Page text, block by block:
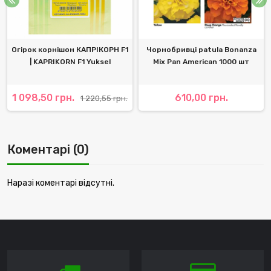
Огірок корнішон КАПРІКОРН F1
| KAPRIKORN F1 Yuksel
1 098,50 грн. 1 220,55 грн.
Чорнобривці patula Bonanza
Mix Pan American 1000 шт
610,00 грн.
Коментарі (0)
Наразі коментарі відсутні.